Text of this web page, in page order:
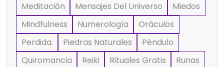
Meditación
Mensajes Del Universo
Miedos
Mindfulness
Numerología
Oráculos
Perdida.
Piedras Naturales
Péndulo
Quiromancia
Reiki Rituales Gratis
Runas